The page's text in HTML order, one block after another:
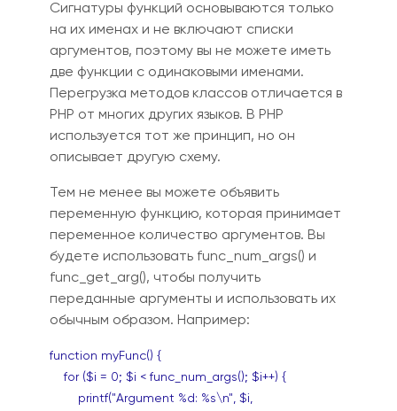
Сигнатуры функций основываются только
на их именах и не включают списки
аргументов, поэтому вы не можете иметь
две функции с одинаковыми именами.
Перегрузка методов классов отличается в
PHP от многих других языков. В PHP
используется тот же принцип, но он
описывает другую схему.
Тем не менее вы можете объявить
переменную функцию, которая принимает
переменное количество аргументов. Вы
будете использовать func_num_args() и
func_get_arg(), чтобы получить
переданные аргументы и использовать их
обычным образом. Например:
function myFunc() {
for ($i = 0; $i < func_num_args(); $i++) {
printf("Argument %d: %s\n", $i,